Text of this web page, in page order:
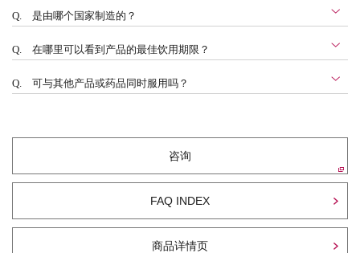
Q. 是由哪个国家制造的？
Q. 在哪里可以看到产品的最佳饮用期限？
Q. 可与其他产品或药品同时服用吗？
咨询
FAQ INDEX
商品详情页